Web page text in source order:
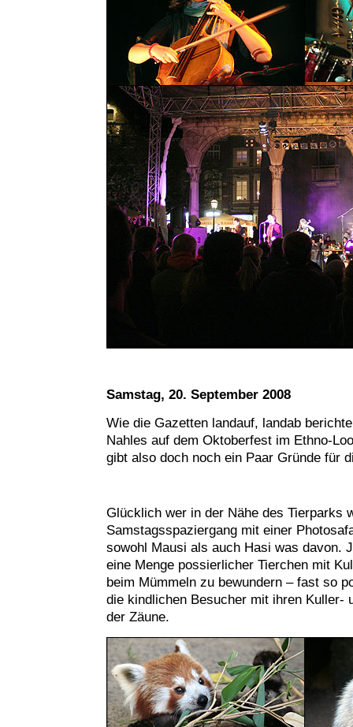
Samstag, 20. September 2008
Wie die Gazetten landauf, landab
Nahles auf dem Oktoberfest im Ethno-
gibt also doch noch ein Paar Gründe für
Glücklich wer in der Nähe des Tierparks
Samstagsspaziergang mit einer
sowohl Mausi als auch Hasi was davon.
eine Menge possierlicher Tierchen mit
beim Mümmeln zu bewundern – fast so
die kindlichen Besucher mit ihren Kuller-
der Zäune.